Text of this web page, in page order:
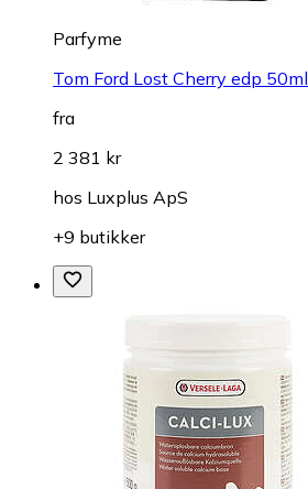
Parfyme
Tom Ford Lost Cherry edp 50ml
fra
2 381 kr
hos Luxplus ApS
+9 butikker